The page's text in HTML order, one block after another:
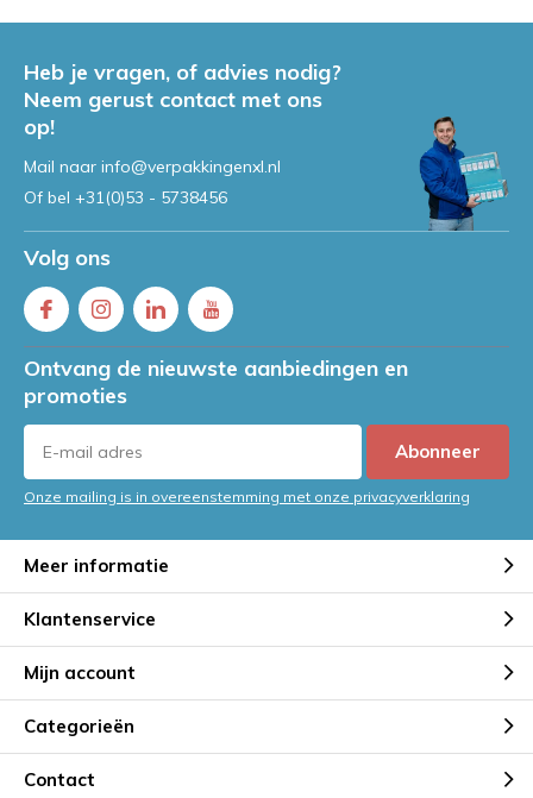
Heb je vragen, of advies nodig?
Neem gerust contact met ons
op!
Mail naar info@verpakkingenxl.nl
Of bel +31(0)53 - 5738456
Volg ons
Ontvang de nieuwste aanbiedingen en
promoties
Abonneer
Onze mailing is in overeenstemming met onze privacyverklaring
Meer informatie
Klantenservice
Mijn account
Categorieën
Contact